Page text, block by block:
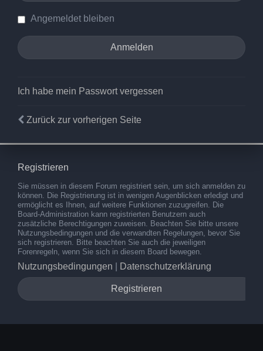
Angemeldet bleiben
Ich habe mein Passwort vergessen
Zurück zur vorherigen Seite
Registrieren
Sie müssen in diesem Forum registriert sein, um sich anmelden zu
können. Die Registrierung ist in wenigen Augenblicken erledigt und
ermöglicht es Ihnen, auf weitere Funktionen zuzugreifen. Die
Board-Administration kann registrierten Benutzern auch
zusätzliche Berechtigungen zuweisen. Beachten Sie bitte unsere
Nutzungsbedingungen und die verwandten Regelungen, bevor Sie
sich registrieren. Bitte beachten Sie auch die jeweiligen
Forenregeln, wenn Sie sich in diesem Board bewegen.
Nutzungsbedingungen Datenschutzerklärung
Registrieren